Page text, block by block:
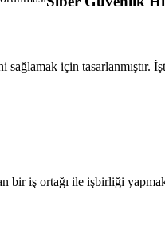
için tasarlanmıştır.
iş ortağı ile işbirliği